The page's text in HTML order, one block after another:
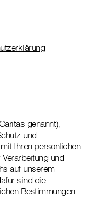
genannt),
und
Ihren persönlichen
und
auf unserem
sind die
Bestimmungen